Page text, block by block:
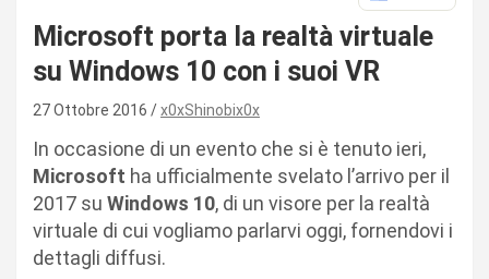
Microsoft porta la realtà virtuale
su Windows 10 con i suoi VR
27 Ottobre 2016 x0xShinobix0x
In occasione di un evento che si è tenuto ieri,
Microsoft ha ufficialmente svelato l’arrivo per il
2017 su Windows 10, di un visore per la realtà
virtuale di cui vogliamo parlarvi oggi, fornendovi i
dettagli diffusi.